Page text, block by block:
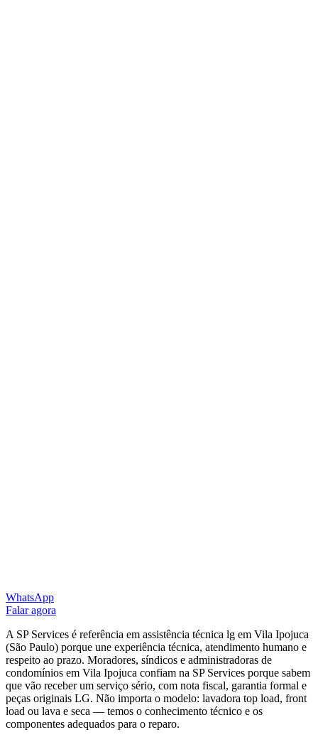
WhatsApp
Falar agora
A SP Services é referência em assistência técnica lg em Vila Ipojuca
(São Paulo) porque une experiência técnica, atendimento humano e
respeito ao prazo. Moradores, síndicos e administradoras de
condomínios em Vila Ipojuca confiam na SP Services porque sabem
que vão receber um serviço sério, com nota fiscal, garantia formal e
peças originais LG. Não importa o modelo: lavadora top load, front
load ou lava e seca — temos o conhecimento técnico e os
componentes adequados para o reparo.